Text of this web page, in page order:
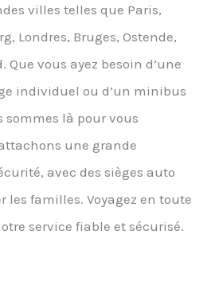
villes telles que Paris,
Londres, Bruges, Ostende,
Que vous ayez besoin d’une
individuel ou d’un minibus
sommes là pour vous
une grande
avec des sièges auto
les familles. Voyagez en toute
service fiable et sécurisé.